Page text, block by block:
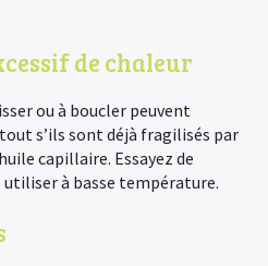
de chaleur
ou à boucler peuvent
s’ils sont déjà fragilisés par
capillaire. Essayez de
à basse température.